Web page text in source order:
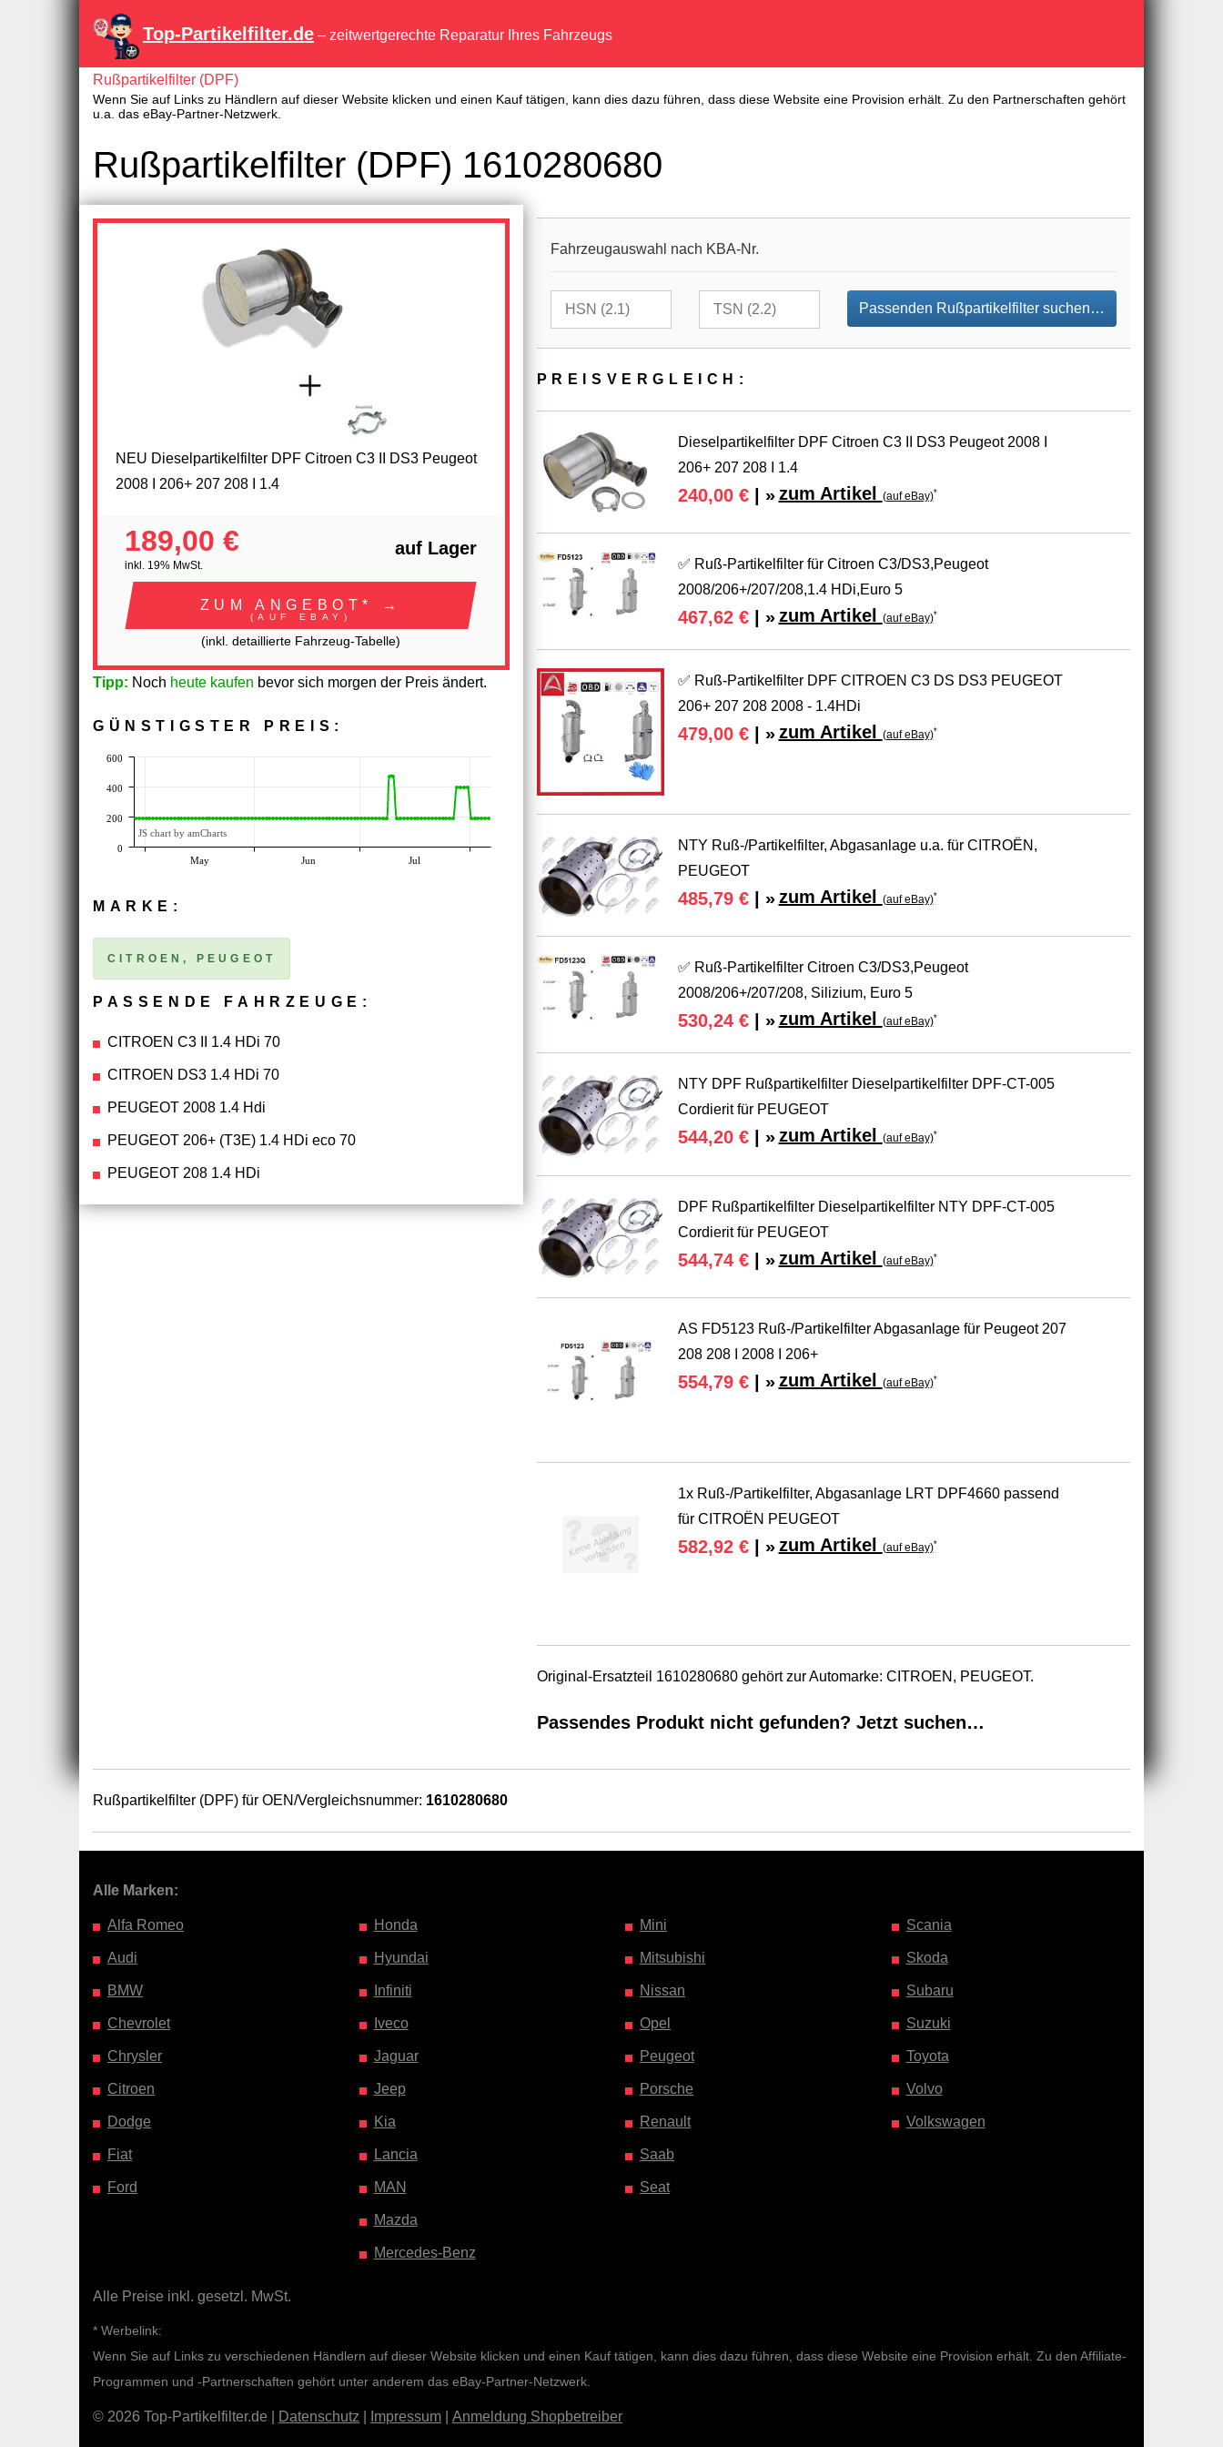
Top-Partikelfilter.de – zeitwertgerechte Reparatur Ihres Fahrzeugs
Rußpartikelfilter (DPF)
Wenn Sie auf Links zu Händlern auf dieser Website klicken und einen Kauf tätigen, kann dies dazu führen, dass diese Website eine Provision erhält. Zu den Partnerschaften gehört
u.a. das eBay-Partner-Netzwerk.
Rußpartikelfilter (DPF) 1610280680
NEU Dieselpartikelfilter DPF Citroen C3 II DS3 Peugeot
2008 I 206+ 207 208 I 1.4
189,00 €
inkl. 19% MwSt.
auf Lager
ZUM ANGEBOT* →
(AUF EBAY)
(inkl. detaillierte Fahrzeug-Tabelle)
Tipp: Noch heute kaufen bevor sich morgen der Preis ändert.
GÜNSTIGSTER PREIS:
May Jun Jul
0
200
400
600
JS chart by amCharts
MARKE:
CITROEN, PEUGEOT
PASSENDE FAHRZEUGE:
CITROEN C3 II 1.4 HDi 70
CITROEN DS3 1.4 HDi 70
PEUGEOT 2008 1.4 Hdi
PEUGEOT 206+ (T3E) 1.4 HDi eco 70
PEUGEOT 208 1.4 HDi
Fahrzeugauswahl nach KBA-Nr.
Passenden Rußpartikelfilter suchen…
PREIS­VER­GLEICH:
Dieselpartikelfilter DPF Citroen C3 II DS3 Peugeot 2008 I
206+ 207 208 I 1.4
240,00 €| » zum Artikel (auf eBay)*
✅ Ruß-Partikelfilter für Citroen C3/DS3,Peugeot
2008/206+/207/208,1.4 HDi,Euro 5
467,62 €| » zum Artikel (auf eBay)*
✅ Ruß-Partikelfilter DPF CITROEN C3 DS DS3 PEUGEOT
206+ 207 208 2008 - 1.4HDi
479,00 €| » zum Artikel (auf eBay)*
NTY Ruß-/Partikelfilter, Abgasanlage u.a. für CITROËN,
PEUGEOT
485,79 €| » zum Artikel (auf eBay)*
✅ Ruß-Partikelfilter Citroen C3/DS3,Peugeot
2008/206+/207/208, Silizium, Euro 5
530,24 €| » zum Artikel (auf eBay)*
NTY DPF Rußpartikelfilter Dieselpartikelfilter DPF-CT-005
Cordierit für PEUGEOT
544,20 €| » zum Artikel (auf eBay)*
DPF Rußpartikelfilter Dieselpartikelfilter NTY DPF-CT-005
Cordierit für PEUGEOT
544,74 €| » zum Artikel (auf eBay)*
AS FD5123 Ruß-/Partikelfilter Abgasanlage für Peugeot 207
208 208 I 2008 I 206+
554,79 €| » zum Artikel (auf eBay)*
1x Ruß-/Partikelfilter, Abgasanlage LRT DPF4660 passend
für CITROËN PEUGEOT
582,92 €| » zum Artikel (auf eBay)*
Original-Ersatzteil 1610280680 gehört zur Automarke: CITROEN, PEUGEOT.
Passendes Produkt nicht gefunden? Jetzt suchen…
Rußpartikelfilter (DPF) für OEN/Vergleichsnummer: 1610280680
Alle Marken:
Alfa Romeo
Audi
BMW
Chevrolet
Chrysler
Citroen
Dodge
Fiat
Ford
Honda
Hyundai
Infiniti
Iveco
Jaguar
Jeep
Kia
Lancia
MAN
Mazda
Mercedes-Benz
Mini
Mitsubishi
Nissan
Opel
Peugeot
Porsche
Renault
Saab
Seat
Scania
Skoda
Subaru
Suzuki
Toyota
Volvo
Volkswagen
Alle Preise inkl. gesetzl. MwSt.
* Werbelink:
Wenn Sie auf Links zu verschiedenen Händlern auf dieser Website klicken und einen Kauf tätigen, kann dies dazu führen, dass diese Website eine Provision erhält. Zu den Affiliate-
Programmen und -Partnerschaften gehört unter anderem das eBay-Partner-Netzwerk.
© 2026 Top-Partikelfilter.de | Datenschutz Impressum Anmeldung Shopbetreiber